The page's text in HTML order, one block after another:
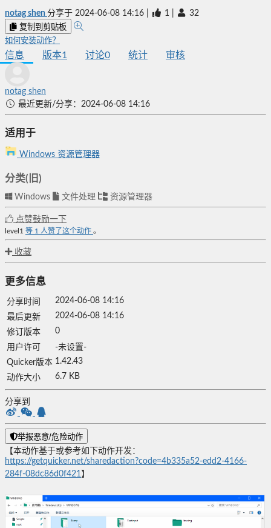
notag shen 分享于 2024-06-08 14:16 1 32
复制到剪贴板
如何安装动作？
信息 版本1 讨论0 统计 审核
notag shen
最近更新/分享：2024-06-08 14:16
适用于
Windows 资源管理器
分类(旧)
Windows 文件处理 资源管理器
点赞鼓励一下
level1 等 1 人赞了这个动作 。
收藏
更多信息
分享时间
2024-06-08 14:16
最后更新
2024-06-08 14:16
修订版本
0
用户许可
-未设置-
Quicker版本 1.42.43
动作大小
6.7 KB
分享到
举报恶意/危险动作
【本动作基于或参考如下动作开发：
https://getquicker.net/sharedaction?code=4b335a52-edd2-4166-
284f-08dc86d0f421】